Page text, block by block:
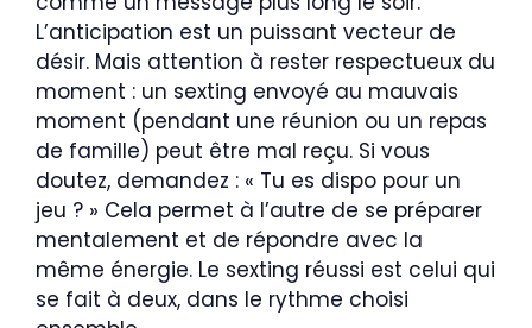
L’anticipation est un puissant vecteur de
désir. Mais attention à rester respectueux du
moment : un sexting envoyé au mauvais
moment (pendant une réunion ou un repas
de famille) peut être mal reçu. Si vous
doutez, demandez : « Tu es dispo pour un
jeu ? » Cela permet à l’autre de se préparer
mentalement et de répondre avec la
même énergie. Le sexting réussi est celui qui
se fait à deux, dans le rythme choisi